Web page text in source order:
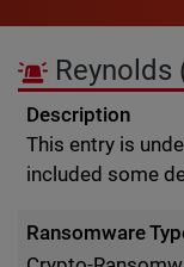
Reynolds
Description
This entry is
included some
Ransomware